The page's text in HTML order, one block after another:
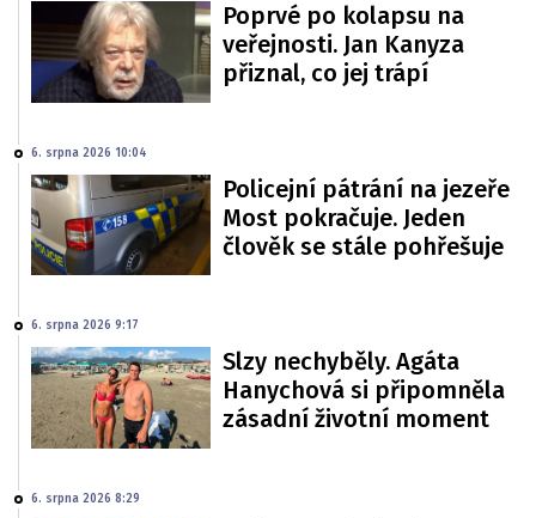
Poprvé po kolapsu na
veřejnosti. Jan Kanyza
přiznal, co jej trápí
6. srpna 2026 10:04
Policejní pátrání na jezeře
Most pokračuje. Jeden
člověk se stále pohřešuje
6. srpna 2026 9:17
Slzy nechyběly. Agáta
Hanychová si připomněla
zásadní životní moment
6. srpna 2026 8:29